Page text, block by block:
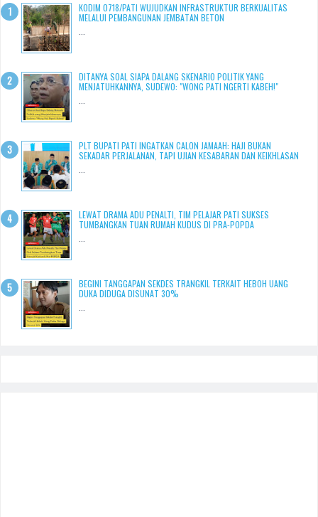
KODIM 0718/PATI WUJUDKAN INFRASTRUKTUR BERKUALITAS
MELALUI PEMBANGUNAN JEMBATAN BETON
DITANYA SOAL SIAPA DALANG SKENARIO POLITIK YANG
MENJATUHKANNYA, SUDEWO: "WONG PATI NGERTI KABEH!"
PLT BUPATI PATI INGATKAN CALON JAMAAH: HAJI BUKAN
SEKADAR PERJALANAN, TAPI UJIAN KESABARAN DAN KEIKHLASAN
LEWAT DRAMA ADU PENALTI, TIM PELAJAR PATI SUKSES
TUMBANGKAN TUAN RUMAH KUDUS DI PRA-POPDA
BEGINI TANGGAPAN SEKDES TRANGKIL TERKAIT HEBOH UANG
DUKA DIDUGA DISUNAT 30%